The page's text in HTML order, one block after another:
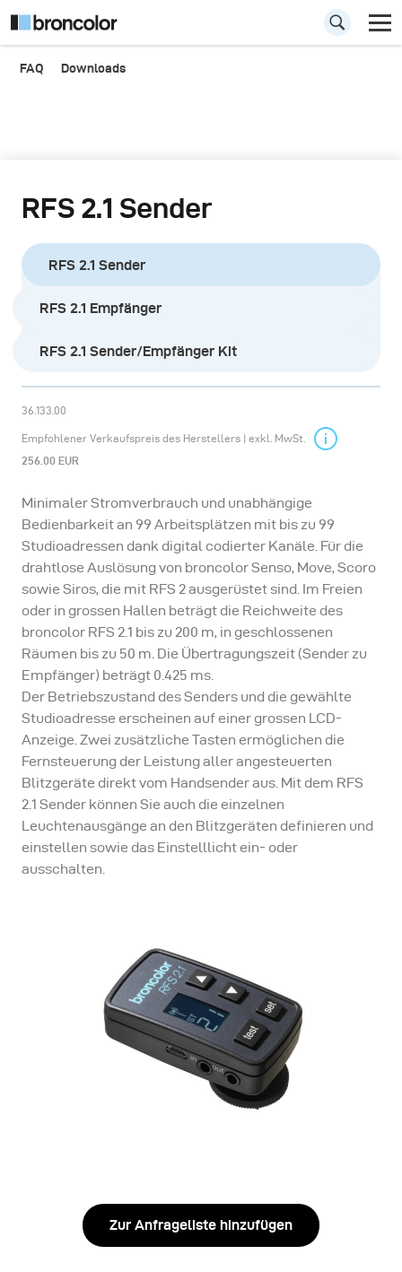
FAQ Downloads
RFS 2.1 Sender
RFS 2.1 Sender
RFS 2.1 Empfänger
RFS 2.1 Sender/Empfänger Kit
36.133.00
Empfohlener Verkaufspreis des Herstellers | exkl. MwSt.
256.00 EUR
Minimaler Stromverbrauch und unabhängige
Bedienbarkeit an 99 Arbeitsplätzen mit bis zu 99
Studioadressen dank digital codierter Kanäle. Für die
drahtlose Auslösung von broncolor Senso, Move, Scoro
sowie Siros, die mit RFS 2 ausgerüstet sind. Im Freien
oder in grossen Hallen beträgt die Reichweite des
broncolor RFS 2.1 bis zu 200 m, in geschlossenen
Räumen bis zu 50 m. Die Übertragungszeit (Sender zu
Empfänger) beträgt 0.425 ms.
Der Betriebszustand des Senders und die gewählte
Studioadresse erscheinen auf einer grossen LCD-
Anzeige. Zwei zusätzliche Tasten ermöglichen die
Fernsteuerung der Leistung aller angesteuerten
Blitzgeräte direkt vom Handsender aus. Mit dem RFS
2.1 Sender können Sie auch die einzelnen
Leuchtenausgänge an den Blitzgeräten definieren und
einstellen sowie das Einstelllicht ein- oder
ausschalten.
Zur Anfrageliste hinzufügen